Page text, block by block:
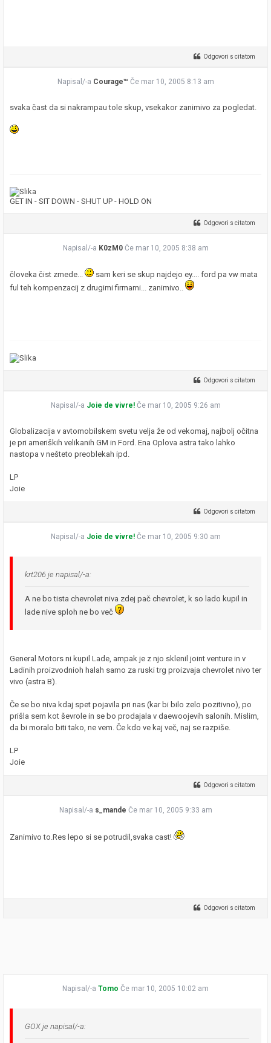
Odgovori s citatom
Napisal/-a Courage™ Če mar 10, 2005 8:13 am
svaka čast da si nakrampau tole skup, vsekakor zanimivo za pogledat.
GET IN - SIT DOWN - SHUT UP - HOLD ON
Odgovori s citatom
Napisal/-a K0zM0 Če mar 10, 2005 8:38 am
človeka čist zmede...
sam keri se skup najdejo ey.... ford pa vw mata
ful teh kompenzacij z drugimi firmami... zanimivo..
Odgovori s citatom
Napisal/-a Joie de vivre! Če mar 10, 2005 9:26 am
Globalizacija v avtomobilskem svetu velja že od vekomaj, najbolj očitna
je pri ameriških velikanih GM in Ford. Ena Oplova astra tako lahko
nastopa v nešteto preoblekah ipd.
LP
Joie
Odgovori s citatom
Napisal/-a Joie de vivre! Če mar 10, 2005 9:30 am
krt206 je napisal/-a:
A ne bo tista chevrolet niva zdej pač chevrolet, k so lado kupil in
lade nive sploh ne bo več
General Motors ni kupil Lade, ampak je z njo sklenil joint venture in v
Ladinih proizvodnioh halah samo za ruski trg proizvaja chevrolet nivo ter
vivo (astra B).
Če se bo niva kdaj spet pojavila pri nas (kar bi bilo zelo pozitivno), po
prišla sem kot ševrole in se bo prodajala v daewoojevih salonih. Mislim,
da bi moralo biti tako, ne vem. Če kdo ve kaj več, naj se razpiše.
LP
Joie
Odgovori s citatom
Napisal/-a s_mande Če mar 10, 2005 9:33 am
Zanimivo to.Res lepo si se potrudil,svaka cast!
Odgovori s citatom
Napisal/-a Tomo Če mar 10, 2005 10:02 am
GOX je napisal/-a: